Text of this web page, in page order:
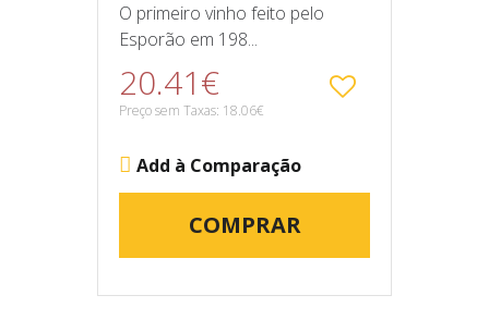
O primeiro vinho feito pelo
Esporão em 198...
20.41€
Preço sem Taxas: 18.06€
Add à Comparação
COMPRAR